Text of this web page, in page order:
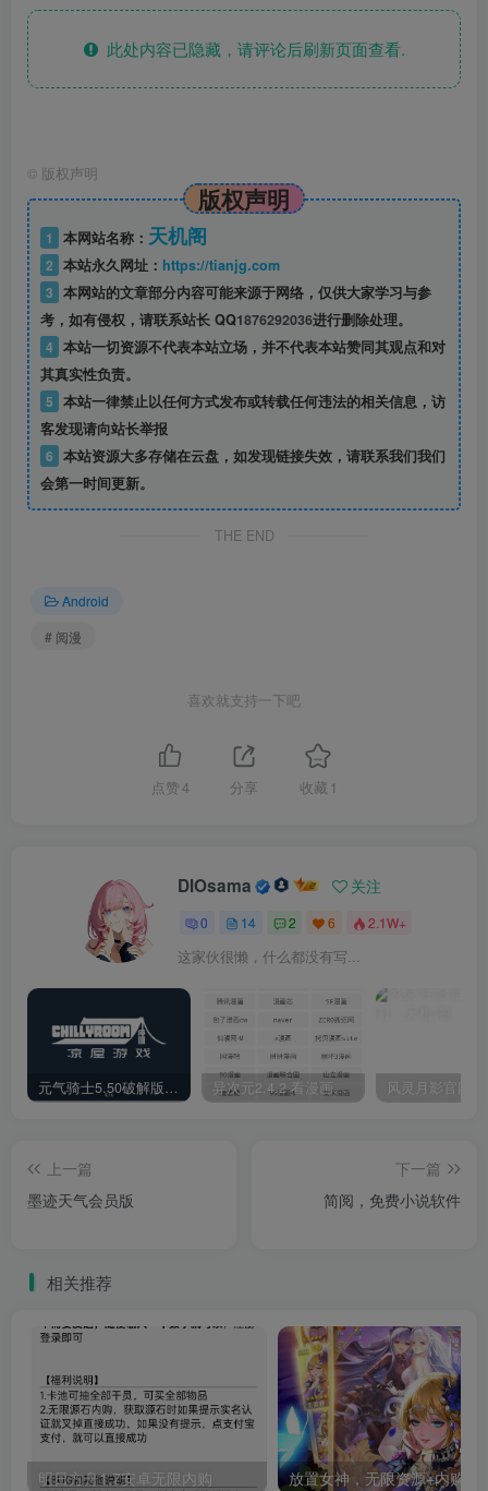
此处内容已隐藏，请评论后刷新页面查看.
© 版权声明
版权声明
1 本网站名称： 天机阁
2 本站永久网址： https://tianjg.com
3 本网站的文章部分内容可能来源于网络，仅供大家学习与参
考，如有侵权，请联系站长 QQ1876292036进行删除处理。
4 本站一切资源不代表本站立场，并不代表本站赞同其观点和对
其真实性负责。
5 本站一律禁止以任何方式发布或转载任何违法的相关信息，访
客发现请向站长举报
6 本站资源大多存储在云盘，如发现链接失效，请联系我们我们
会第一时间更新。
THE END
Android
# 阅漫
喜欢就支持一下吧
点赞 4 分享 收藏 1
DIOsama 关注
0 14 2 6 2.1W+
这家伙很懒，什么都没有写...
元气骑士5.50破解版，菜单全解锁 异次元2.4.2 看漫画神器，内置漫画源
上一篇
墨迹天气会员版
下一篇
简阅，免费小说软件
相关推荐
明日方舟1.7安卓无限内购 放置女神，无限资源+内购